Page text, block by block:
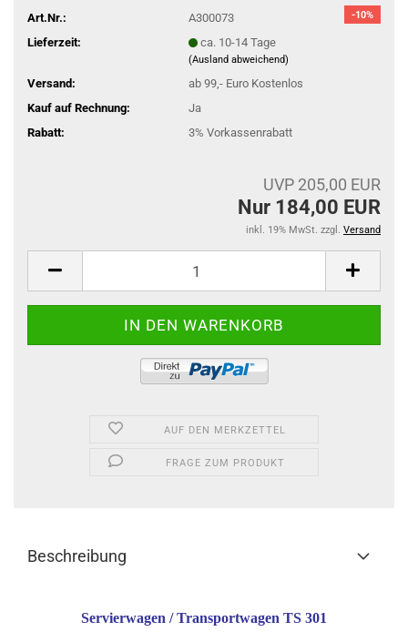
-10%
Art.Nr.:
A300073
Lieferzeit:
ca. 10-14 Tage
(Ausland abweichend)
Versand:
ab 99,- Euro Kostenlos
Kauf auf Rechnung:
Ja
Rabatt:
3% Vorkassenrabatt
UVP 205,00 EUR
Nur 184,00 EUR
inkl. 19% MwSt. zzgl. Versand
AUF DEN MERKZETTEL
FRAGE ZUM PRODUKT
Beschreibung
Servierwagen / Transportwagen TS 301